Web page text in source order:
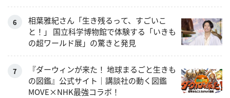
相葉雅紀さん「生き残るって、すごいこ
と！」 国立科学博物館で体験する「いきも
の超ワールド展」の驚きと発見
『ダーウィンが来た！ 地球まるごと生きも
の図鑑』公式サイト｜講談社の動く図鑑
MOVE×NHK最強コラボ！